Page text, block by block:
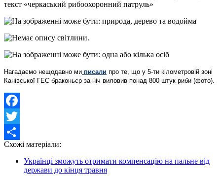
Нагадаємо нещодавно ми писали про те, що у 5-ти кілометровій зоні
Канівської ГЕС браконьєр за ніч виловив понад 800 штук риби (фото).
Facebook
Twitter
Share
Схожі матеріали:
Українці зможуть отримати компенсацію на пальне від
держави до кінця травня